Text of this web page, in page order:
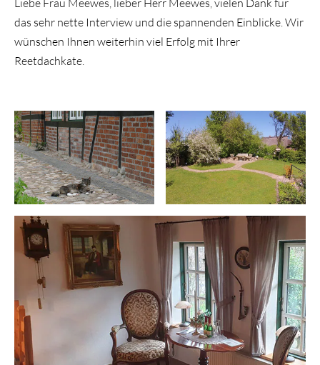
das sehr nette Interview und die spannenden Einblicke. Wir
wünschen Ihnen weiterhin viel Erfolg mit Ihrer
Reetdachkate.